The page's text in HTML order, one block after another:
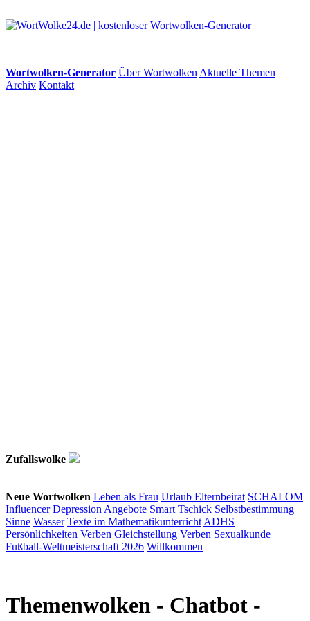
Wortwolken-Generator Über Wortwolken Aktuelle Themen
Archiv Kontakt
Zufallswolke
Neue Wortwolken Leben als Frau Urlaub Elternbeirat SCHALOM
Influencer Depression Angebote Smart Tschick Selbstbestimmung
Sinne Wasser Texte im Mathematikunterricht ADHS
Persönlichkeiten Verben Gleichstellung Verben Sexualkunde
Fußball-Weltmeisterschaft 2026 Willkommen
Themenwolken - Chatbot -